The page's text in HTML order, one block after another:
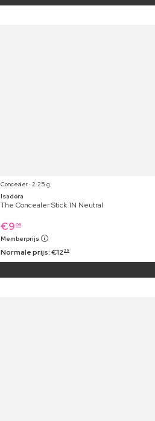
Concealer ⋅ 2.25 g
Isadora
The Concealer Stick 1N Neutral
€9 09
Memberprijs
Normale prijs:€12 39